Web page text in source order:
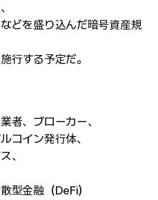
どを盛り込んだ暗号資産規
行する予定だ。
者、ブローカー、
コイン発行体、
、
型金融（DeFi）